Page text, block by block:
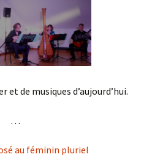
et de musiques d’aujourd’hui.
. . .
au féminin pluriel